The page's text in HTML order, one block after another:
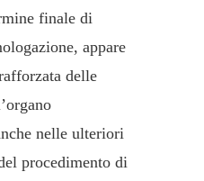
finale di
appare
delle
nelle ulteriori
procedimento di